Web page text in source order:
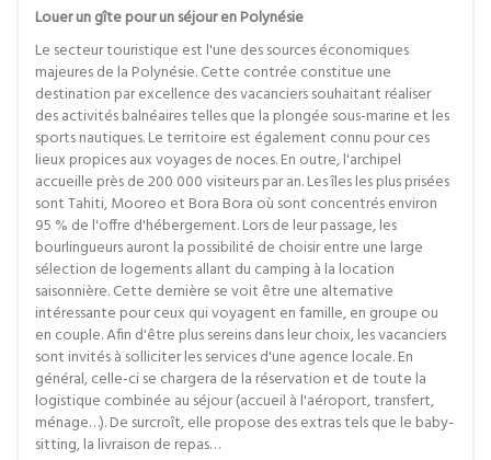
Louer un gîte pour un séjour en Polynésie
Le secteur touristique est l'une des sources économiques
majeures de la Polynésie. Cette contrée constitue une
destination par excellence des vacanciers souhaitant réaliser
des activités balnéaires telles que la plongée sous-marine et les
sports nautiques. Le territoire est également connu pour ces
lieux propices aux voyages de noces. En outre, l'archipel
accueille près de 200 000 visiteurs par an. Les îles les plus prisées
sont Tahiti, Mooreo et Bora Bora où sont concentrés environ
95 % de l'offre d'hébergement. Lors de leur passage, les
bourlingueurs auront la possibilité de choisir entre une large
sélection de logements allant du camping à la location
saisonnière. Cette dernière se voit être une alternative
intéressante pour ceux qui voyagent en famille, en groupe ou
en couple. Afin d'être plus sereins dans leur choix, les vacanciers
sont invités à solliciter les services d'une agence locale. En
général, celle-ci se chargera de la réservation et de toute la
logistique combinée au séjour (accueil à l'aéroport, transfert,
ménage…). De surcroît, elle propose des extras tels que le baby-
sitting, la livraison de repas…